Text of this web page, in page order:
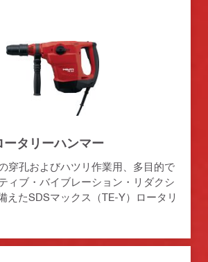
タリーハンマー
穿孔およびハツリ作業用、多目的で
ィブ・バイブレーション・リダクシ
えたSDSマックス（TE-Y）ロータリ